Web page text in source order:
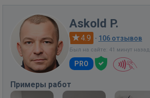
Askold P.
4.9 · 106 отзывов
Был на сайте: 41 минут назад
PRO
Примеры работ